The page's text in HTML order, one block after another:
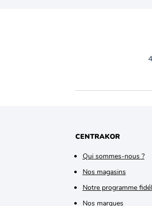
CENTRAKOR
Qui sommes-nous ?
Nos magasins
Notre programme
Nos marques